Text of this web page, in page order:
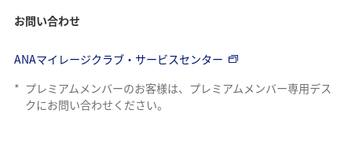
o
お問い合わせ
ANAマイレージクラブ・サービスセンター
* プレミアムメンバーのお客様は、プレミアムメンバー専用デス
クにお問い合わせください。